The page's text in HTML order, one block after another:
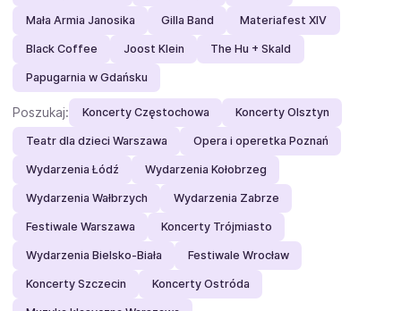
Mała Armia Janosika Gilla Band Materiafest XIV
Black Coffee Joost Klein The Hu + Skald
Papugarnia w Gdańsku
Poszukaj: Koncerty Częstochowa Koncerty Olsztyn
Teatr dla dzieci Warszawa Opera i operetka Poznań
Wydarzenia Łódź Wydarzenia Kołobrzeg
Wydarzenia Wałbrzych Wydarzenia Zabrze
Festiwale Warszawa Koncerty Trójmiasto
Wydarzenia Bielsko-Biała Festiwale Wrocław
Koncerty Szczecin Koncerty Ostróda